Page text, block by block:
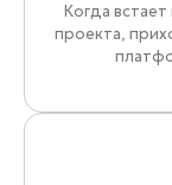
Когда
проекта,